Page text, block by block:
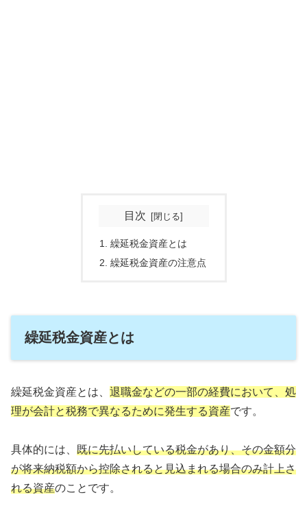
目次
繰延税金資産とは
繰延税金資産の注意点
繰延税金資産とは
繰延税金資産とは、 退職金などの一部の経費において、処
理が会計と税務で異なるために発生する資産です。
具体的には、 既に先払いしている税金があり、その金額分
が将来納税額から控除されると見込まれる場合のみ計上さ
れる資産のことです。